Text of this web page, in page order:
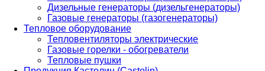
Дизельные генераторы (дизельгенераторы)
Газовые генераторы (газогенераторы)
Тепловое оборудование
Тепловентиляторы электрические
Газовые горелки - обогреватели
Тепловые пушки